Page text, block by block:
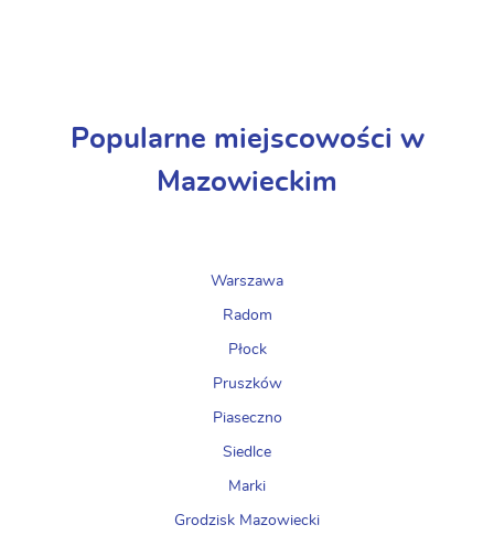
Popularne miejscowości w
Mazowieckim
Warszawa
Radom
Płock
Pruszków
Piaseczno
Siedlce
Marki
Grodzisk Mazowiecki